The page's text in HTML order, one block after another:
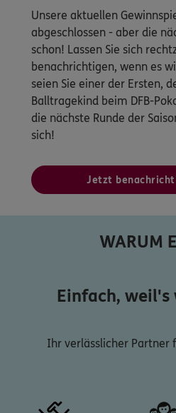
Unsere aktuellen
abgeschlossen - aber die
schon! Lassen Sie sich
benachrichtigen, wenn es
seien Sie einer der Ersten,
Balltragekind beim DFB-
die nächste Runde der
sich!
Jetzt
WARUM
Einfach,
Ihr verlässlicher Partner